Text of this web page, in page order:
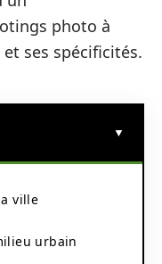
photo à
ses spécificités.
ville
urbain